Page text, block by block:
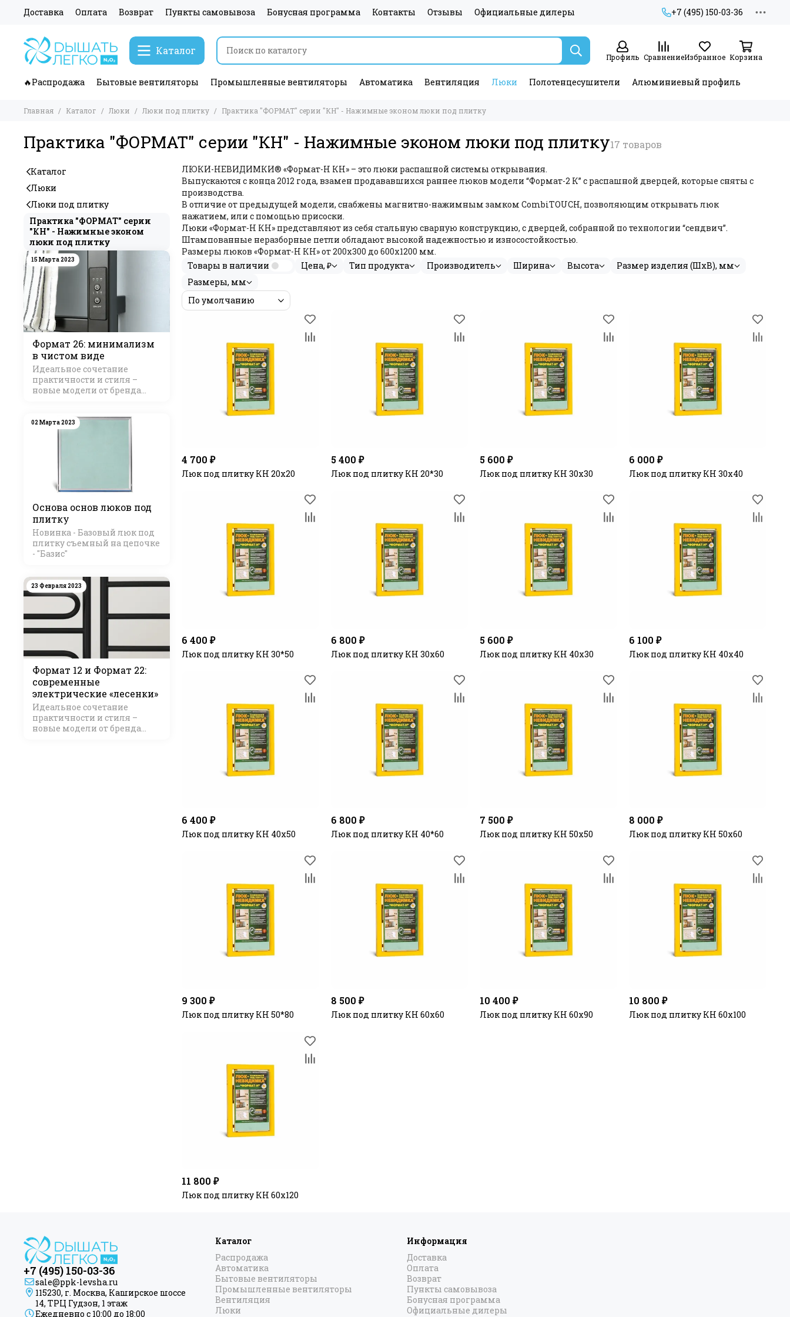
Доставка Оплата Возврат Пункты самовывоза Бонусная программа Контакты Отзывы Официальные дилеры +7 (495) 150-03-36
Каталог
Профиль СравнениеИзбранное Корзина
🔥Распродажа Бытовые вентиляторы Промышленные вентиляторы Автоматика Вентиляция Люки Полотенцесушители Алюминиевый профиль
Главная Каталог Люки Люки под плитку Практика "ФОРМАТ" серии "КН" - Нажимные эконом люки под плитку
Практика "ФОРМАТ" серии "КН" - Нажимные эконом люки под плитку
ЛЮКИ-НЕВИДИМКИ® «Формат-Н КН» – это люки распашной системы открывания.
Выпускаются с конца 2012 года, взамен продававшихся раннее люков модели “Формат-2 К” с распашной дверцей, которые сняты с
производства.
В отличие от предыдущей модели, снабжены магнитно-нажимным замком CombiTOUCH, позволяющим открывать люк
нажатием, или с помощью присоски.
Люки «Формат-Н КН» представляют из себя стальную сварную конструкцию, с дверцей, собранной по технологии “сендвич”.
Штампованные неразборные петли обладают высокой надежностью и износостойкостью.
Размеры люков «Формат-Н КН» от 200х300 до 600х1200 мм.
Товары в наличии
Цена, ₽ Тип продукта Производитель Ширина Высота
Размер изделия (ШхВ), мм
Размеры, мм
4 700 ₽
Люк под плитку КН 20х20
5 400 ₽
Люк под плитку КН 20*30
5 600 ₽
Люк под плитку КН 30х30
6 000 ₽
Люк под плитку КН 30х40
6 400 ₽
Люк под плитку КН 30*50
6 800 ₽
Люк под плитку КН 30х60
5 600 ₽
Люк под плитку КН 40х30
6 100 ₽
Люк под плитку КН 40х40
6 400 ₽
Люк под плитку КН 40х50
6 800 ₽
Люк под плитку КН 40*60
7 500 ₽
Люк под плитку КН 50х50
8 000 ₽
Люк под плитку КН 50х60
9 300 ₽
Люк под плитку КН 50*80
8 500 ₽
Люк под плитку КН 60х60
10 400 ₽
Люк под плитку КН 60х90
10 800 ₽
Люк под плитку КН 60х100
11 800 ₽
Люк под плитку КН 60х120
Каталог
Люки
Люки под плитку
Практика "ФОРМАТ" серии
"КН" - Нажимные эконом
люки под плитку
15 Марта 2023
Формат 26: минимализм
в чистом виде
Идеальное сочетание
практичности и стиля –
новые модели от бренда
02 Марта 2023
Основа основ люков под
плитку
Новинка - Базовый люк под
плитку съемный на цепочке
- "Базис"
23 Февраля 2023
Формат 12 и Формат 22:
современные
электрические «лесенки»
Идеальное сочетание
практичности и стиля –
новые модели от бренда
+7 (495) 150-03-36
sale@ppk-levsha.ru
115230, г. Москва, Каширское шоссе
14, ТРЦ Гудзон, 1 этаж
Ежедневно с 10:00 до 18:00
Каталог
Распродажа
Автоматика
Бытовые вентиляторы
Промышленные вентиляторы
Вентиляция
Люки
Информация
Доставка
Оплата
Возврат
Пункты самовывоза
Бонусная программа
Официальные дилеры